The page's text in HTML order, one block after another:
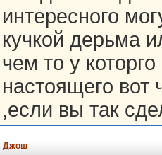
интересного
кучкой дерьма
чем то у
настоящего вот
,если вы так
Джош